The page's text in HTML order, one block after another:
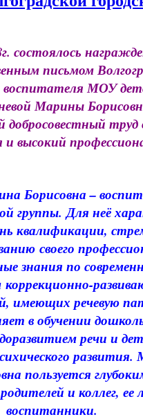
состоялось
письмом
воспитателя МОУ
Марины
труд
и высокий
Борисовна –
группы. Для неё
квалификации,
своего
знания по
имеющих речевую
в обучении
речи и
развития.
пользуется
и коллег, ее
воспитанники.